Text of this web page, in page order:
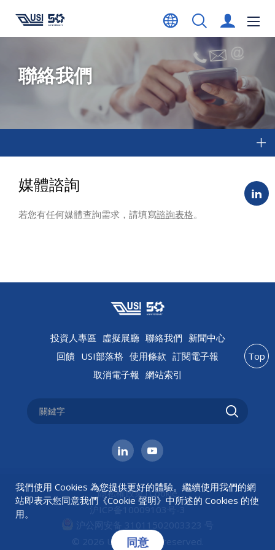
聯絡我們
媒體諮詢
若您有任何媒體查詢需求，請填寫諮詢表格。
投資人專區 虛擬展廳 聯絡我們 新聞中心
回饋 USI部落格 使用條款 訂閱電子報
取消電子報 網站索引
隱私權政策 |Cookie
沪ICP备10009103号-3
沪公网安备 31011502003323 号
© 2026 USI All rights reserved.
Top
我們使用 Cookies 為您提供更好的體驗。繼續使用我們的網
站即表示您同意我們《Cookie 聲明》中所述的 Cookies 的使
用。
同意